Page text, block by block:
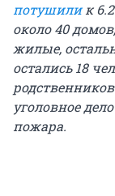
потушилик
около 40
жилые,
остались 18
уголовное
пожара.